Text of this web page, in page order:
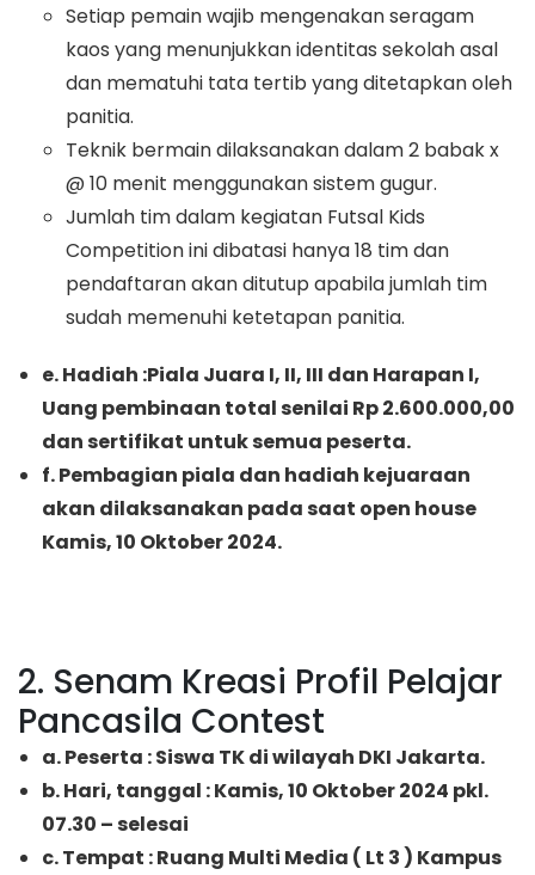
Setiap pemain wajib mengenakan seragam
kaos yang menunjukkan identitas sekolah asal
dan mematuhi tata tertib yang ditetapkan oleh
panitia.
Teknik bermain dilaksanakan dalam 2 babak x
@ 10 menit menggunakan sistem gugur.
Jumlah tim dalam kegiatan Futsal Kids
Competition ini dibatasi hanya 18 tim dan
pendaftaran akan ditutup apabila jumlah tim
sudah memenuhi ketetapan panitia.
e. Hadiah :Piala Juara I, II, III dan Harapan I,
Uang pembinaan total senilai Rp 2.600.000,00
dan sertifikat untuk semua peserta.
f. Pembagian piala dan hadiah kejuaraan
akan dilaksanakan pada saat open house
Kamis, 10 Oktober 2024.
2. Senam Kreasi Profil Pelajar
Pancasila Contest
a. Peserta : Siswa TK di wilayah DKI Jakarta.
b. Hari, tanggal : Kamis, 10 Oktober 2024 pkl.
07.30 – selesai
c. Tempat : Ruang Multi Media ( Lt 3 ) Kampus